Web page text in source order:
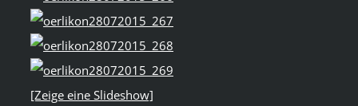
[Zeige eine Slideshow]